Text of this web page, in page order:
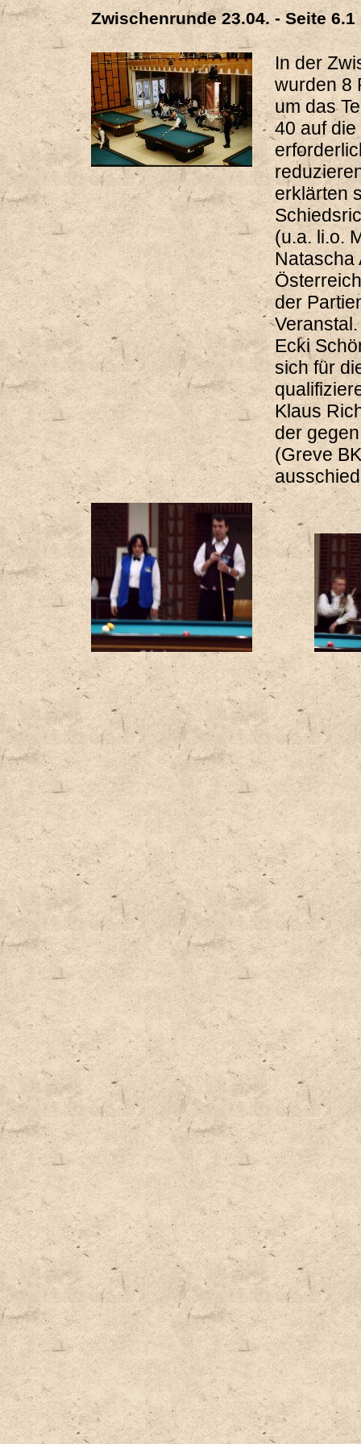
Zwischenrunde 23.04. - Seite 6.1
In der
wurden 8
um das
40 auf
erklärten
(u.a. li.o.
Natascha
der
Ecki
sich für
Klaus
der
(Greve